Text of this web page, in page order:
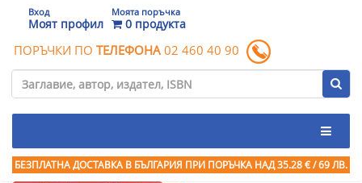
Вход
Моят профил
Моята поръчка
0 продукта
ПОРЪЧКИ ПО ТЕЛЕФОНА 02 460 40 90
БЕЗПЛАТНА ДОСТАВКА В БЪЛГАРИЯ ПРИ ПОРЪЧКА НАД 35.28 € / 69 ЛВ.